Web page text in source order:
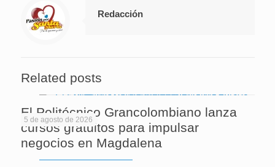
Redacción
Related posts
5 de agosto de 2026
El Politécnico Grancolombiano lanza
cursos gratuitos para impulsar
negocios en Magdalena